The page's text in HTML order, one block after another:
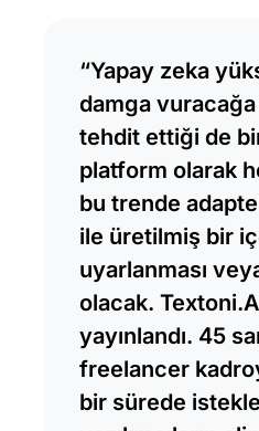
“Yapay zeka
damga
tehdit ettiği de
platform olarak
bu trende
ile üretilmiş bir
uyarlanması
olacak.
yayınlandı. 45
freelancer
bir sürede